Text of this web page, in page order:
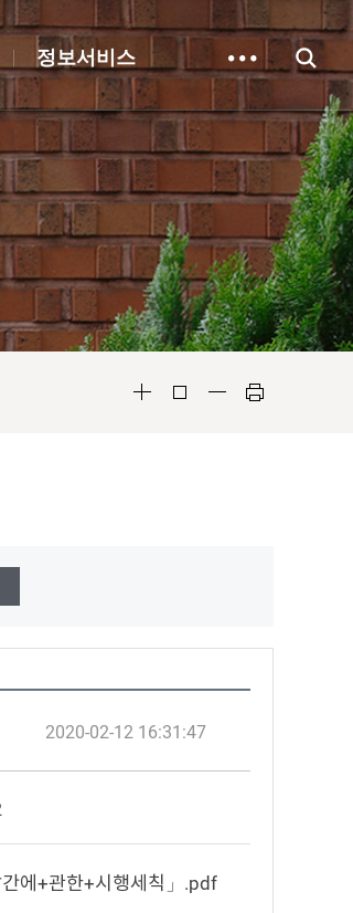
정보서비스
2020-02-12 16:31:47
에+관한+시행세칙」.pdf